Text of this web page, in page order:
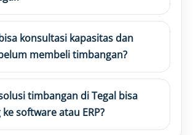
konsultasi kapasitas dan
membeli timbangan?
timbangan di Tegal bisa
software atau ERP?